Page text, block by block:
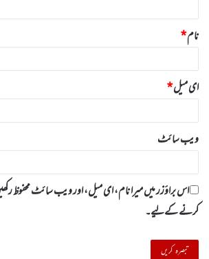
نام*
ای میل*
ویب‌ سائٹ
اس براؤزر میں میرا نام، ای میل، اور ویب سائٹ محفوظ
کرنے کےلیے۔